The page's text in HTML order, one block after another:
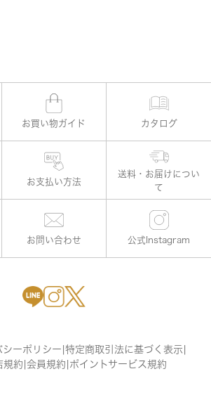
お買い物ガイド カタログ
お支払い方法
お問い合わせ 公式Instagram
シーポリシー 特定商取引法に基づく表示
規約 会員規約 ポイントサービス規約